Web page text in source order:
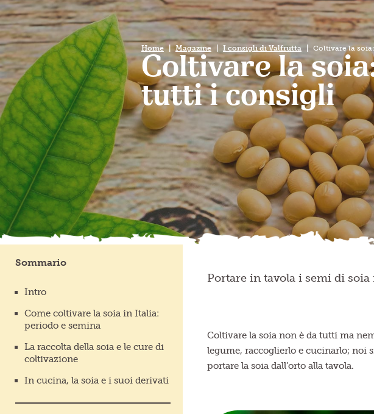
Home Magazine I consigli di Valfrutta Coltivare la
Coltivare la
tutti i consigli
Sommario
Intro
Come coltivare la soia in Italia:
periodo e semina
La raccolta della soia e le cure di
coltivazione
In cucina, la soia e i suoi derivati
Portare in tavola i semi di
Coltivare la soia non è da tutti ma
legume, raccoglierlo e cucinarlo; noi
portare la soia dall’orto alla tavola.